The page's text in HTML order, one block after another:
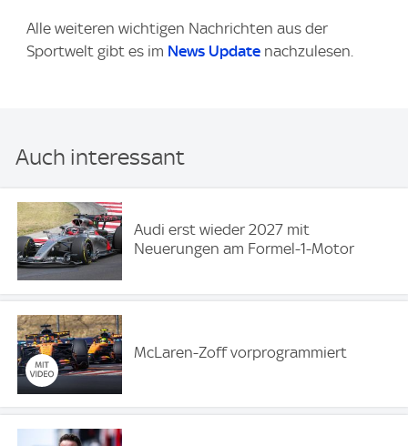
Alle weiteren wichtigen Nachrichten aus der
Sportwelt gibt es im News Update nachzulesen.
Auch interessant
Audi erst wieder 2027 mit
Neuerungen am Formel-1-Motor
McLaren-Zoff vorprogrammiert